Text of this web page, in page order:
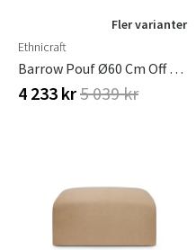
Fler varianter
Ethnicraft
Barrow Pouf Ø60 Cm Off White
4 233 kr5 039 kr